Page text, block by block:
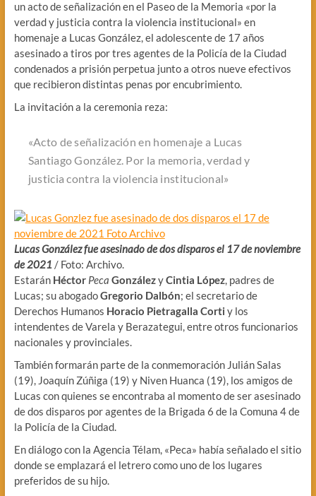
un acto de señalización en el Paseo de la Memoria «por la
verdad y justicia contra la violencia institucional» en
homenaje a Lucas González, el adolescente de 17 años
asesinado a tiros por tres agentes de la Policía de la Ciudad
condenados a prisión perpetua junto a otros nueve efectivos
que recibieron distintas penas por encubrimiento.
La invitación a la ceremonia reza:
«Acto de señalización en homenaje a Lucas
Santiago González. Por la memoria, verdad y
justicia contra la violencia institucional»
Lucas González fue asesinado de dos disparos el 17 de noviembre
de 2021/ Foto: Archivo.
Estarán Héctor Peca GonzálezyCintia López, padres de
Lucas; su abogadoGregorio Dalbón; el secretario de
Derechos Humanos Horacio Pietragalla Corti y los
intendentes de Varela y Berazategui, entre otros funcionarios
nacionales y provinciales.
También formarán parte de la conmemoración Julián Salas
(19), Joaquín Zúñiga (19) y Niven Huanca (19), los amigos de
Lucas con quienes se encontraba al momento de ser asesinado
de dos disparos por agentes de la Brigada 6 de la Comuna 4 de
la Policía de la Ciudad.
En diálogo con la Agencia Télam, «Peca» había señalado el sitio
donde se emplazará el letrero como uno de los lugares
preferidos de su hijo.